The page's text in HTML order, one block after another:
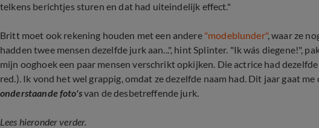
telkens berichtjes sturen en dat had uiteindelijk effect."
Britt moet ook rekening houden met een andere "modeblunder", waar ze
hadden twee mensen dezelfde jurk aan...", hint Splinter. "Ik wás diegene!",
mijn ooghoek een paar mensen verschrikt opkijken. Die actrice had
red.). Ik vond het wel grappig, omdat ze dezelfde naam had. Dit jaar gaat
onderstaande foto'svan de desbetreffende jurk.
Lees hieronder verder.